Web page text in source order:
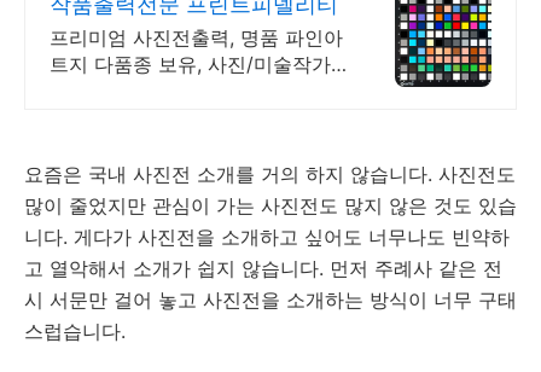
프리미엄 사진전출력, 명품 파인아
트지 다품종 보유, 사진/미술작가
요즘은 국내 사진전 소개를 거의 하지 않습니다. 사진전도
많이 줄었지만 관심이 가는 사진전도 많지 않은 것도 있습
니다. 게다가 사진전을 소개하고 싶어도 너무나도 빈약하
고 열악해서 소개가 쉽지 않습니다. 먼저 주례사 같은 전
시 서문만 걸어 놓고 사진전을 소개하는 방식이 너무 구태
스럽습니다.